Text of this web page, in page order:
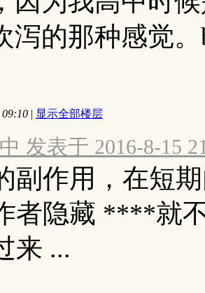
泻的那种感觉
| 显示全部楼层
发表于 2016-8-15
副作用，在短
者隐藏 ****就
来 ...